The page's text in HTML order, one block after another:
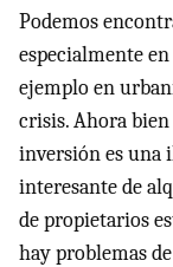
Podemos
especialmente
ejemplo en
crisis. Ahora
inversión es una
interesante de
de propietarios
hay problemas